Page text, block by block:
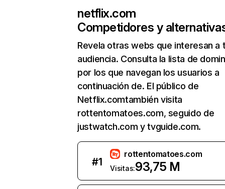
netflix.com
Competidores y
Revela otras webs que interesan a
audiencia. Consulta la lista de
por los que navegan los usuarios a
continuación de. El público de
Netflix.comtambién visita
rottentomatoes.com, seguido de
justwatch.com y tvguide.com.
#1
rottentomatoes.com
Visitas:93,75 M